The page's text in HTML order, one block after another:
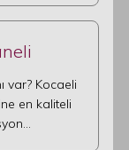
var? Kocaeli
en kaliteli